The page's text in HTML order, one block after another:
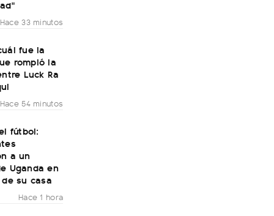
Hace 33 minutos
fue la
rompió la
Luck Ra
Hace 54 minutos
fútbol:
a un
Uganda en
su casa
Hace 1 hora